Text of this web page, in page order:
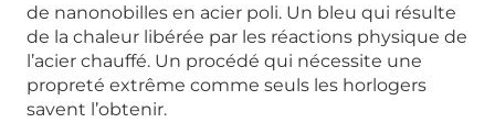
de nanonobilles en acier poli. Un bleu qui résulte
de la chaleur libérée par les réactions physique de
l’acier chauffé. Un procédé qui nécessite une
propreté extrême comme seuls les horlogers
savent l’obtenir.